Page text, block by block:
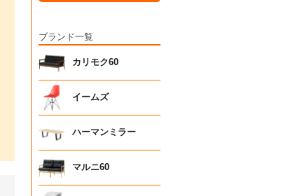
ブランド一覧
カリモク60
イームズ
ハーマンミラー
マルニ60